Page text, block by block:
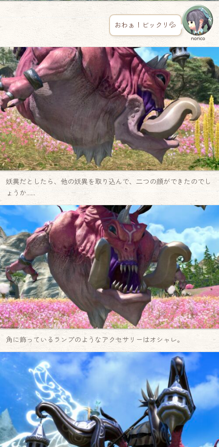
おわぁ！ビックリ💦
norico
妖異だとしたら、他の妖異を取り込んで、二つの顔ができたのでし
ょうか……
角に飾っているランプのようなアクセサリーはオシャレ。